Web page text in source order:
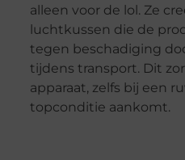
alleen voor de lol. Ze
luchtkussen die de
tegen beschadiging
tijdens transport. Dit
apparaat, zelfs bij een
topconditie aankomt.